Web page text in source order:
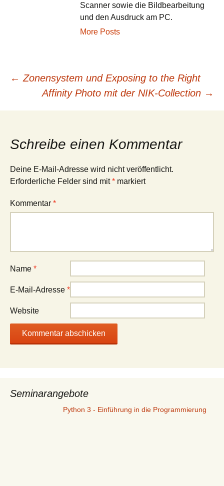
Scanner sowie die Bildbearbeitung
und den Ausdruck am PC.
More Posts
Beitragsnavigation
← Zonensystem und Exposing to the Right
Affinity Photo mit der NIK-Collection →
Schreibe einen Kommentar
Deine E-Mail-Adresse wird nicht veröffentlicht.
Erforderliche Felder sind mit* markiert
Kommentar *
Name *
E-Mail-Adresse *
Website
Seminarangebote
Python 3 - Einführung in die Programmierung